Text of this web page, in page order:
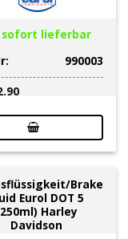
lieferbar
990003
Brake
Eurol DOT 5
Harley
Davidson